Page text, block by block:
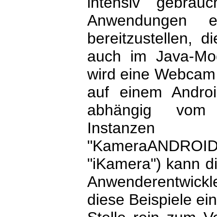
Anwendungen
bereitzustellen,
auch im Java-
wird eine
auf einem
abhängig vom
Instanzen
"iKamera") kann
diese Beispiele